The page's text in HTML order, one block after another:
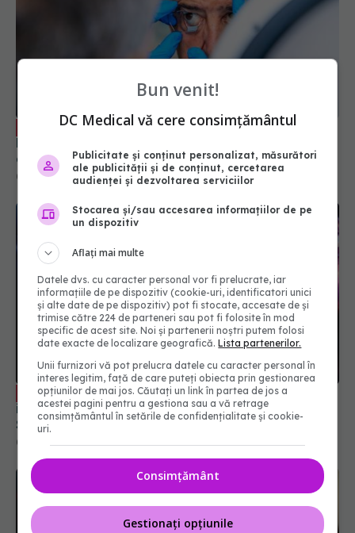
EXCLUSIV Cataracta NU este o urgență! Monica
Pop: Oamenii din țara asta se grăbesc și nu știu
de ce!
09 sep 2025, 14:45
EXCLUSIV Ce se întâmplă dacă un pasager
infectat cu hantavirus urcă în avion? Prof. dr.
Simin Aysel Florescu, clarificări
08 mai 2026, 12:53
Bun venit!
DC Medical vă cere consimțământul
Publicitate și conținut personalizat, măsurători
ale publicității și de conținut, cercetarea
audienței și dezvoltarea serviciilor
Stocarea și/sau accesarea informațiilor de pe
un dispozitiv
Aflați mai multe
Datele dvs. cu caracter personal vor fi prelucrate, iar
informațiile de pe dispozitiv (cookie-uri, identificatori unici
și alte date de pe dispozitiv) pot fi stocate, accesate de și
trimise către 224 de parteneri sau pot fi folosite în mod
specific de acest site. Noi și partenerii noștri putem folosi
date exacte de localizare geografică.Lista partenerilor.
Unii furnizori vă pot prelucra datele cu caracter personal în
interes legitim, față de care puteți obiecta prin gestionarea
opțiunilor de mai jos. Căutați un link în partea de jos a
acestei pagini pentru a gestiona sau a vă retrage
consimțământul în setările de confidențialitate și cookie-
uri.
Consimțământ
Gestionați opțiunile